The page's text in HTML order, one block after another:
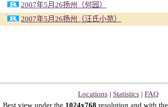
2007年5月26扬州（何园）
2007年5月26扬州（汪氏小苑）
Locations | Statistics | FAQ
Best view under the 1024x768 resolution and with the